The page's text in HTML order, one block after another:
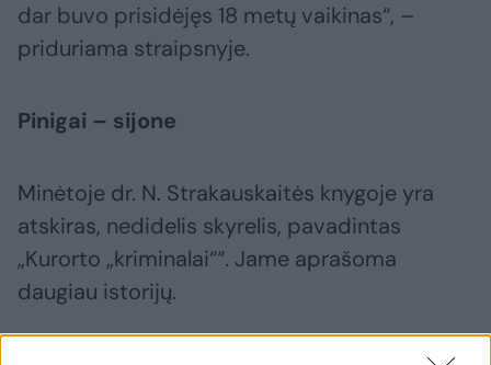
dar buvo prisidėjęs 18 metų vaikinas“, –
priduriama straipsnyje.
Pinigai – sijone
Minėtoje dr. N. Strakauskaitės knygoje yra
atskiras, nedidelis skyrelis, pavadintas
„Kurorto „kriminalai““. Jame aprašoma
daugiau istorijų.